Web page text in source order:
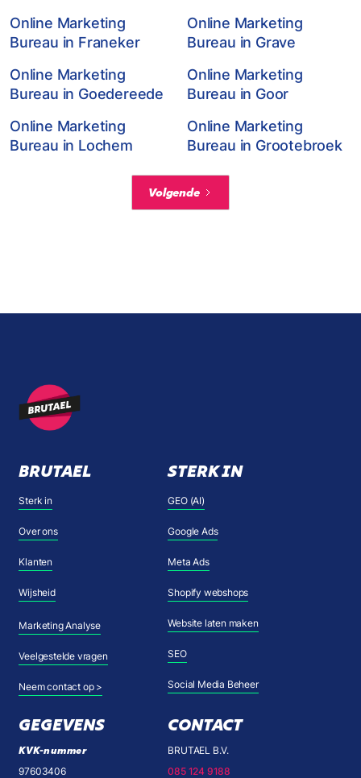
Online Marketing
Bureau in Franeker
Online Marketing
Bureau in Grave
Online Marketing
Bureau in Goedereede
Online Marketing
Bureau in Goor
Online Marketing
Bureau in Lochem
Online Marketing
Bureau in Grootebroek
Volgende
BRUTAEL
Sterk in
Over ons
Klanten
Wijsheid
Marketing Analyse
Veelgestelde vragen
Neem contact op >
STERK IN
GEO (AI)
Google Ads
Meta Ads
Shopify webshops
Website laten maken
SEO
Social Media Beheer
GEGEVENS
KVK-nummer
97603406
CONTACT
BRUTAEL B.V.
085 124 9188